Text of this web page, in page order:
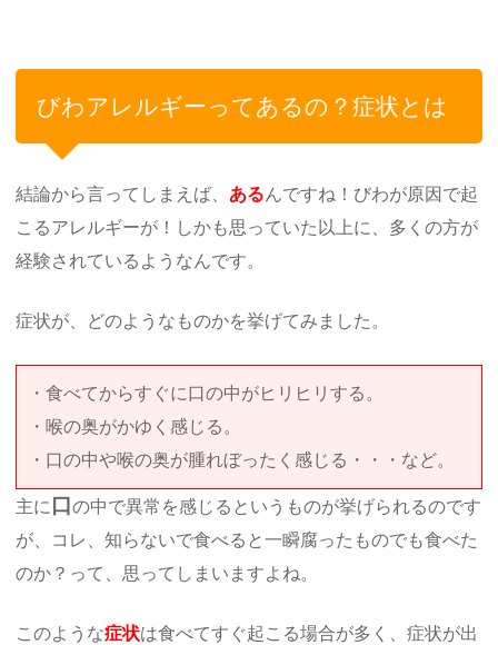
びわアレルギーってあるの？症状とは
結論から言ってしまえば、 あるんですね！びわが原因で起
こるアレルギーが！しかも思っていた以上に、多くの方が
経験されているようなんです。
症状が、どのようなものかを挙げてみました。
・食べてからすぐに口の中がヒリヒリする。
・喉の奥がかゆく感じる。
・口の中や喉の奥が腫れぼったく感じる・・・など。
主に 口の中で異常を感じるというものが挙げられるのです
が、コレ、知らないで食べると一瞬腐ったものでも食べた
のか？って、思ってしまいますよね。
このような症状は食べてすぐ起こる場合が多く、症状が出